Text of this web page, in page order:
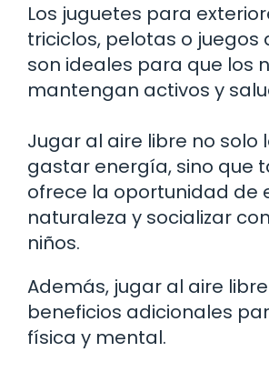
Los juguetes para
triciclos, pelotas o juegos
son ideales para que los
mantengan activos y
Jugar al aire libre no solo
gastar energía, sino que
ofrece la oportunidad de
naturaleza y socializar
niños.
Además, jugar al aire
beneficios adicionales
física y mental.